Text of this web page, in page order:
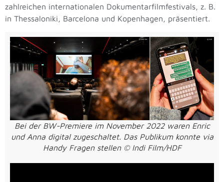
zahlreichen internationalen Dokumentarfilmfestivals, z. B.
in Thessaloniki, Barcelona und Kopenhagen, präsentiert.
Bei der BW-Premiere im November 2022 waren Enric
und Anna digital zugeschaltet. Das Publikum konnte via
Handy Fragen stellen © Indi Film/HDF